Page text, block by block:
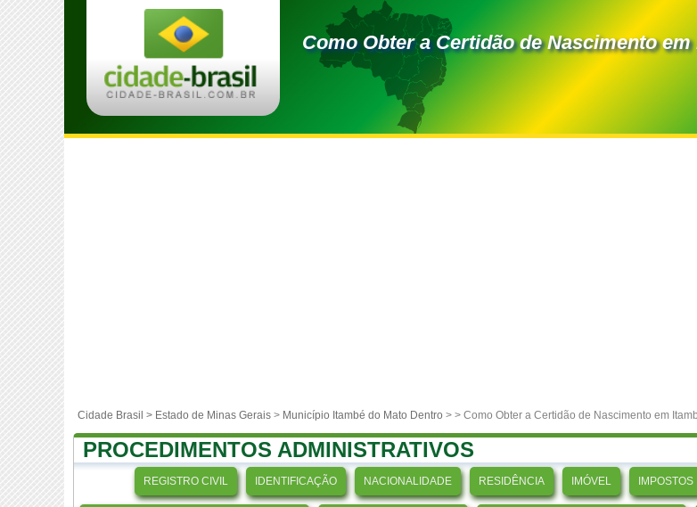
Como Obter a Certidão de Nascimento
Cidade Brasil > Estado de Minas Gerais > Município Itambé do Mato Dentro > > Como Obter a Certidão de Nascimento em
PROCEDIMENTOS ADMINISTRATIVOS
REGISTRO CIVIL IDENTIFICAÇÃO NACIONALIDADE RESIDÊNCIA IMÓVEL IMPOSTOS